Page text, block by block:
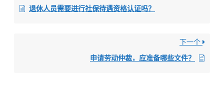
退休人员需要进行社保待遇资格认证吗？
下一个
申请劳动仲裁，应准备哪些文件？